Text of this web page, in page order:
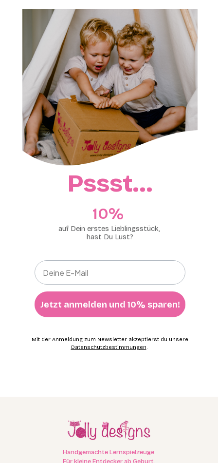
Pssst…
10%​
auf Dein erstes Lieblingsstück,
hast Du Lust?
Jetzt anmelden und 10% sparen!
Mit der Anmeldung zum Newsletter akzeptierst du unsere
Datenschutzbestimmungen.
Handgemachte Lernspielzeuge.